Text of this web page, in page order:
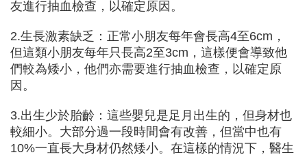
友進行抽血檢查，以確定原因。
2.生長激素缺乏：正常小朋友每年會長高4至6cm，
但這類小朋友每年只長高2至3cm，這樣便會導致他
們較為矮小，他們亦需要進行抽血檢查，以確定原
因。
3.出生少於胎齡：這些嬰兒是足月出生的，但身材也
較細小。大部分過一段時間會有改善，但當中也有
10%一直長大身材仍然矮小。在這樣的情況下，醫生